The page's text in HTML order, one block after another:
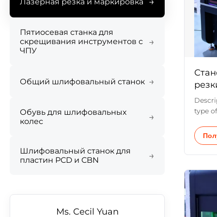
Пятиосевая станка для
скрещивания инструментов с
ЧПУ
→
Общий шлифовальный станок →
Обувь для шлифовальных
колес
→
Шлифовальный станок для
пластин PCD и CBN
→
Ms. Cecil Yuan
type
laser
for it
is